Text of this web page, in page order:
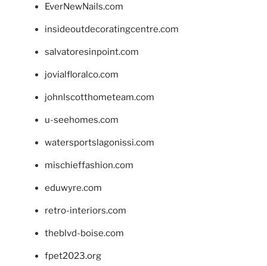
EverNewNails.com
insideoutdecoratingcentre.com
salvatoresinpoint.com
jovialfloralco.com
johnlscotthometeam.com
u-seehomes.com
watersportslagonissi.com
mischieffashion.com
eduwyre.com
retro-interiors.com
theblvd-boise.com
fpet2023.org